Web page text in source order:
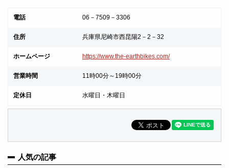
電話 06－7509－3306
住所 兵庫県尼崎市西昆陽2－2－32
ホームページ https://www.the-earthbikes.com/
営業時間 11時00分～19時00分
定休日 水曜日・木曜日
人気の記事